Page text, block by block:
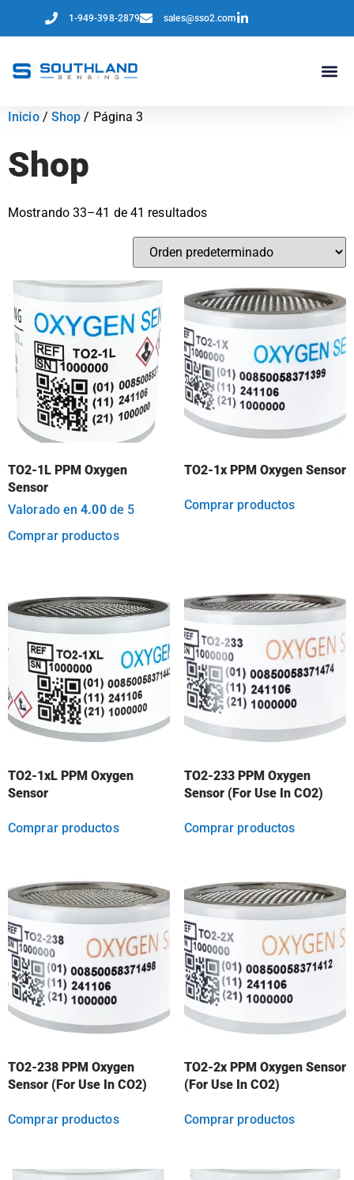
1-949-398-2879 sales@sso2.com
Inicio/ Shop / Página 3
Shop
Mostrando 33–41 de 41 resultados
TO2-1L PPM Oxygen
Sensor
Valorado en4.00de 5
Comprar productos
TO2-1x PPM Oxygen Sensor
Comprar productos
TO2-1xL PPM Oxygen
Sensor
Comprar productos
TO2-233 PPM Oxygen
Sensor (For Use In CO2)
Comprar productos
TO2-238 PPM Oxygen
Sensor (For Use In CO2)
Comprar productos
TO2-2x PPM Oxygen Sensor
(For Use In CO2)
Comprar productos